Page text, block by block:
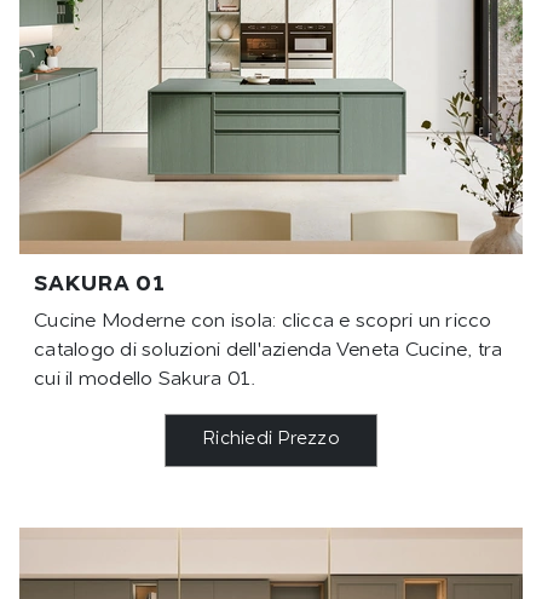
SAKURA 01
Cucine Moderne con isola: clicca e scopri un ricco
catalogo di soluzioni dell'azienda Veneta Cucine, tra
cui il modello Sakura 01.
Richiedi Prezzo